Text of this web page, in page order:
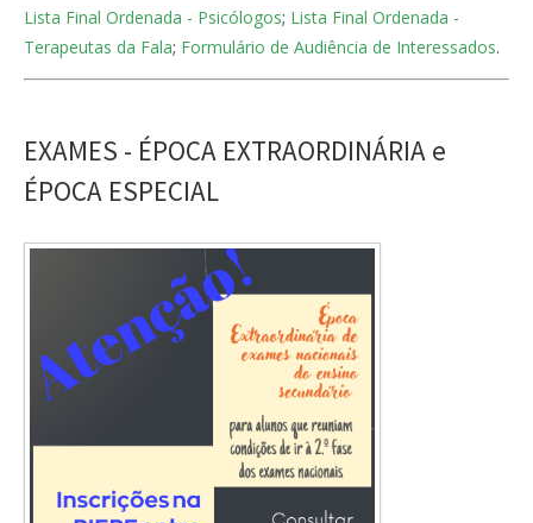
Lista Final Ordenada - Psicólogos; Lista Final Ordenada -
Terapeutas da Fala; Formulário de Audiência de Interessados.
EXAMES - ÉPOCA EXTRAORDINÁRIA e
ÉPOCA ESPECIAL